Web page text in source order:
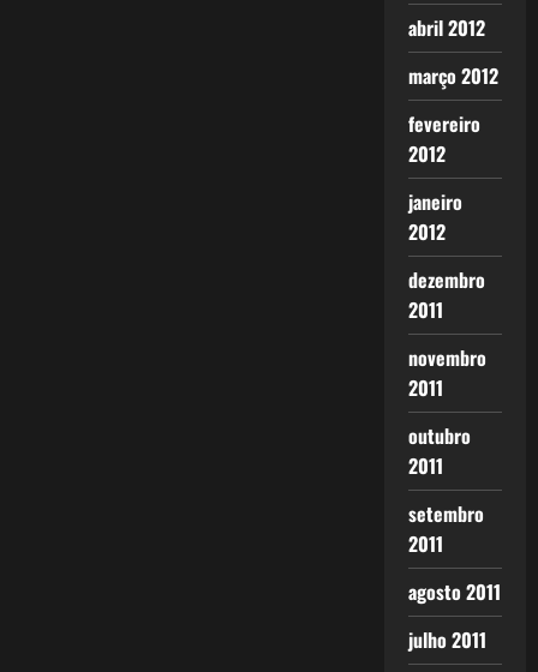
abril 2012
março 2012
fevereiro
2012
janeiro
2012
dezembro
2011
novembro
2011
outubro
2011
setembro
2011
agosto 2011
julho 2011